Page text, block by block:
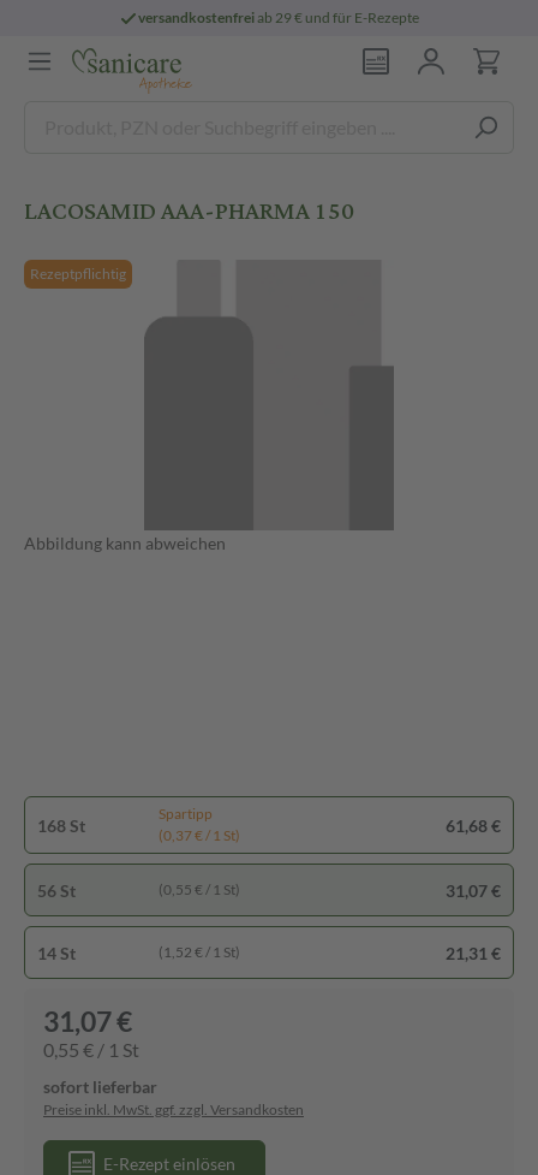
versandkostenfreiab 29 € und für E-Rezepte
LACOSAMID AAA-PHARMA 150
Rezeptpflichtig
Abbildung kann abweichen
168 St
Spartipp
(0,37 € / 1 St)
61,68 €
56 St (0,55 € / 1 St) 31,07 €
14 St (1,52 € / 1 St) 21,31 €
31,07 €
0,55 € / 1 St
sofort lieferbar
Preise inkl. MwSt. ggf. zzgl. Versandkosten
E-Rezept einlösen